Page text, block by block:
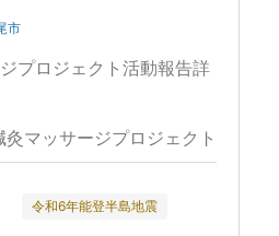
市
プロジェクト活動報告詳
灸マッサージプロジェクト
令和6年能登半島地震